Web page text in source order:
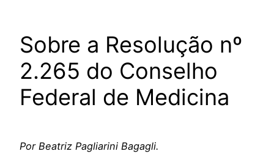
Sobre a Resolução nº
2.265 do Conselho
Federal de Medicina
Por Beatriz Pagliarini Bagagli.